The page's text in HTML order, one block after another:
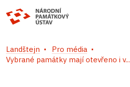
Landštejn
Pro média
Vybrané památky mají otevřeno i v...